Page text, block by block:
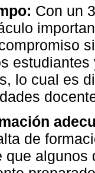
Con un
lo cual es
de
que